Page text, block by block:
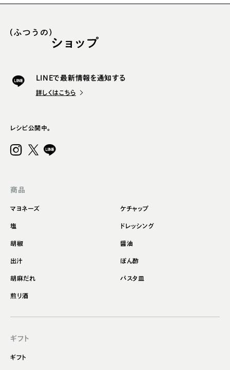
LINEで最新情報を通知する
詳しくはこちら
レシピ公開中。
商品
マヨネーズ ケチャップ
塩 ドレッシング
胡椒 醤油
出汁 ぽん酢
胡麻だれ パスタ皿
煎り酒
ギフト
ギフト